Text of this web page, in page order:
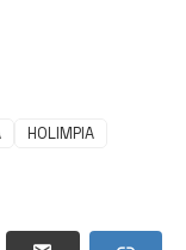
HOLIMPIA